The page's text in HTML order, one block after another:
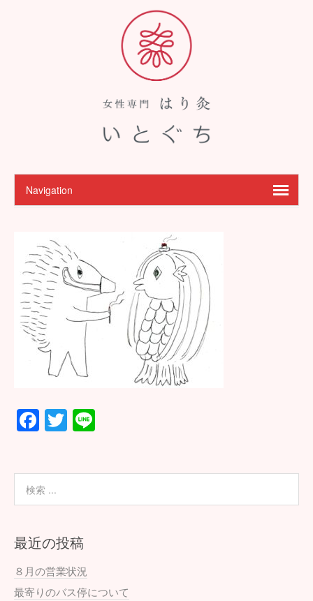
F
b
o
o
k
T
最近の投稿
８月の営業状況
最寄りのバス停について